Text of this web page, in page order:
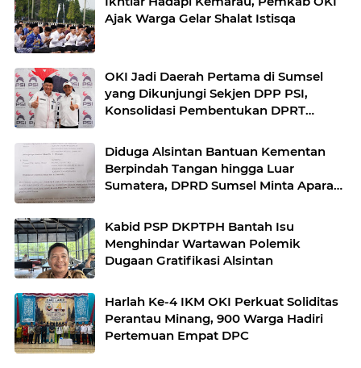
Ajak Warga Gelar Shalat Istisqa
OKI Jadi Daerah Pertama di Sumsel
yang Dikunjungi Sekjen DPP PSI,
Konsolidasi Pembentukan DPRT
Diduga Alsintan Bantuan Kementan
Berpindah Tangan hingga Luar
Sumatera, DPRD Sumsel Minta Aparat
Kabid PSP DKPTPH Bantah Isu
Menghindar Wartawan Polemik
Dugaan Gratifikasi Alsintan
Harlah Ke-4 IKM OKI Perkuat Soliditas
Perantau Minang, 900 Warga Hadiri
Pertemuan Empat DPC